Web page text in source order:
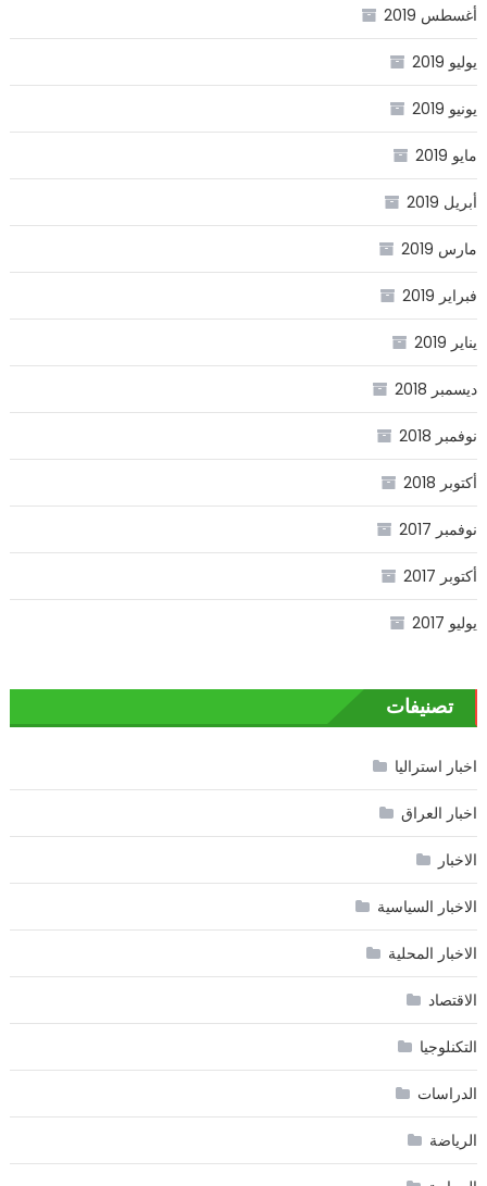
أغسطس 2019
يوليو 2019
يونيو 2019
مايو 2019
أبريل 2019
مارس 2019
فبراير 2019
يناير 2019
ديسمبر 2018
نوفمبر 2018
أكتوبر 2018
نوفمبر 2017
أكتوبر 2017
يوليو 2017
تصنيفات
اخبار استراليا
اخبار العراق
الاخبار
الاخبار السياسية
الاخبار المحلية
الاقتصاد
التكنلوجيا
الدراسات
الرياضة